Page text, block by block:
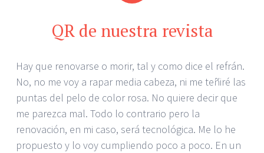
QR de nuestra revista
Hay que renovarse o morir, tal y como dice el refrán.
No, no me voy a rapar media cabeza, ni me teñiré las
puntas del pelo de color rosa. No quiere decir que
me parezca mal. Todo lo contrario pero la
renovación, en mi caso, será tecnológica. Me lo he
propuesto y lo voy cumpliendo poco a poco. En un